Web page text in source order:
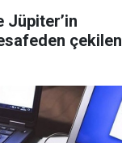
Jüpiter’in
çekilen